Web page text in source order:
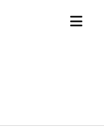
Menü